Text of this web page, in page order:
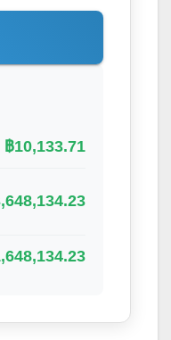
฿10,133.71